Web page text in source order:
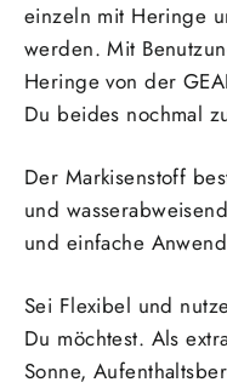
einzeln mit Heringe
werden. Mit
Heringe von der
Du beides nochmal
Der Markisenstoff
und
und einfache
Sei Flexibel und
Du möchtest. Als
Sonne,